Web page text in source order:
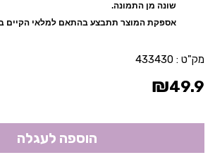
שונה מן התמונה.
אספקת המוצר תתבצע בהתאם למלאי הקיים
מק"ט : 433430
₪49.9